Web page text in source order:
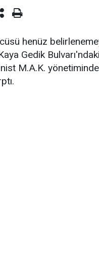
henüz
Gedik
M.A.K.